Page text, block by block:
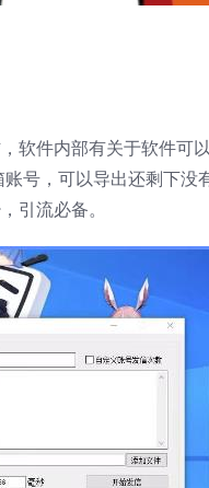
软件内部有关于软件
号，可以导出还剩下
引流必备。